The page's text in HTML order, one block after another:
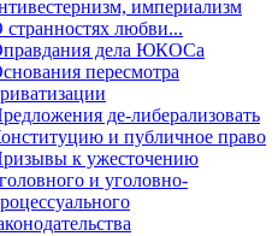
империализм
странностях любви...
дела ЮКОСа
пересмотра
де-либерализовать
и публичное право
к ужесточению
и уголовно-